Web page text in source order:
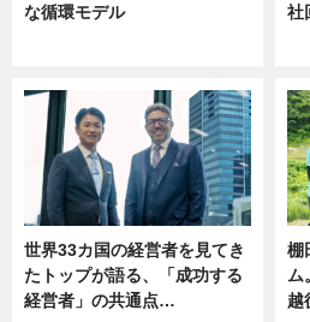
な循環モデル
社
世界33カ国の経営者を見てき
たトップが語る、「成功する
経営者」の共通点…
棚
ム
越